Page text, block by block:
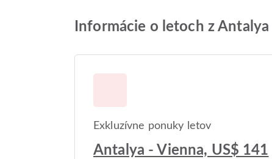
Informácie o letoch z
Exkluzívne ponuky letov
Antalya - Vienna, US$ 141